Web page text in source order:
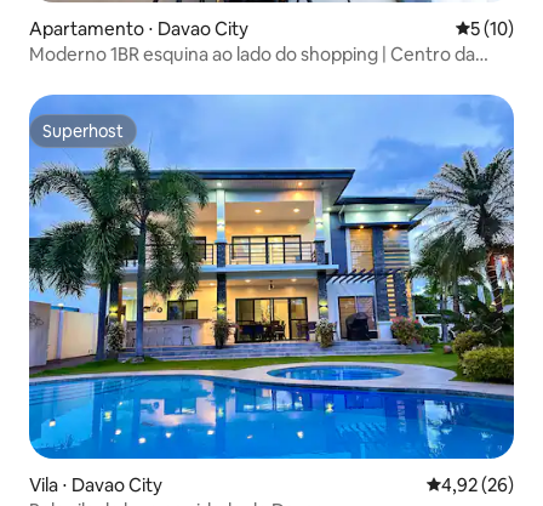
Apartamento ⋅ Davao City 5 de uma
5 (10)
Moderno 1BR esquina ao lado do shopping | Centro da
Superhost
Superhost
Vila ⋅ Davao City 4,92 de uma
4,92 (26)